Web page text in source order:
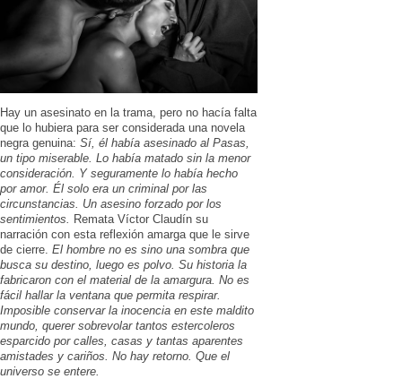
Hay un asesinato en la trama, pero no hacía falta
que lo hubiera para ser considerada una novela
negra genuina: Sí, él había asesinado al Pasas,
un tipo miserable. Lo había matado sin la menor
consideración. Y seguramente lo había hecho
por amor. Él solo era un criminal por las
circunstancias. Un asesino forzado por los
sentimientos.
Remata Víctor Claudín su
narración con esta reflexión amarga que le sirve
de cierre. El hombre no es sino una sombra que
busca su destino, luego es polvo. Su historia la
fabricaron con el material de la amargura. No es
fácil hallar la ventana que permita respirar.
Imposible conservar la inocencia en este maldito
mundo, querer sobrevolar tantos estercoleros
esparcido por calles, casas y tantas aparentes
amistades y cariños. No hay retorno. Que el
universo se entere.